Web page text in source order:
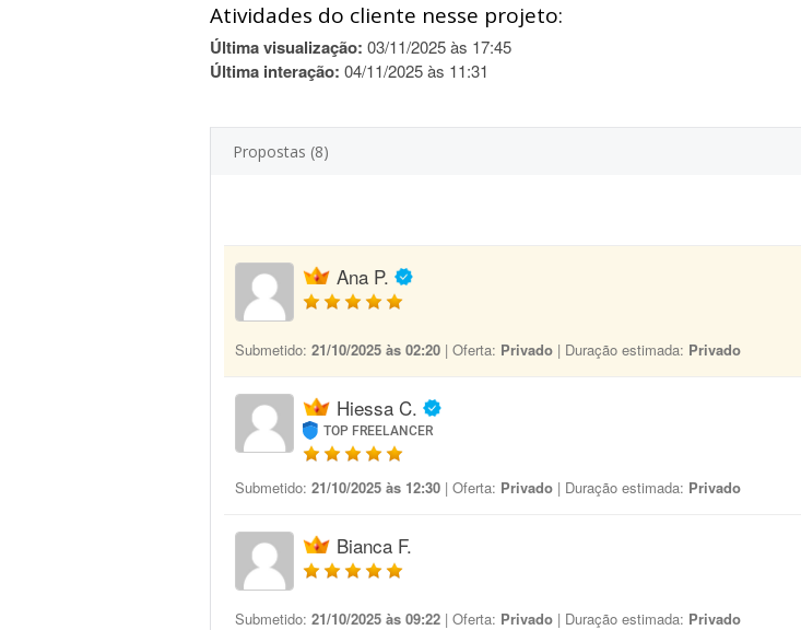
Atividades do cliente nesse projeto:
Última visualização: 03/11/2025 às 17:45
Última interação: 04/11/2025 às 11:31
Propostas (8)
Ana P.
Submetido: 21/10/2025 às 02:20 | Oferta: Privado | Duração estimada: Privado
Hiessa C.
TOP FREELANCER
Submetido: 21/10/2025 às 12:30 | Oferta: Privado | Duração estimada: Privado
Bianca F.
Submetido: 21/10/2025 às 09:22 | Oferta: Privado | Duração estimada: Privado